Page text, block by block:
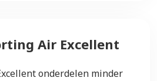
Air Excellent
onderdelen minder